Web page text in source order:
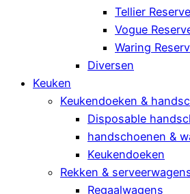
Tellier
Vogue
Waring
Diversen
Keuken
Keukendoeken &
Disposable
handschoenen &
Keukendoeken
Rekken &
Regaalwagens